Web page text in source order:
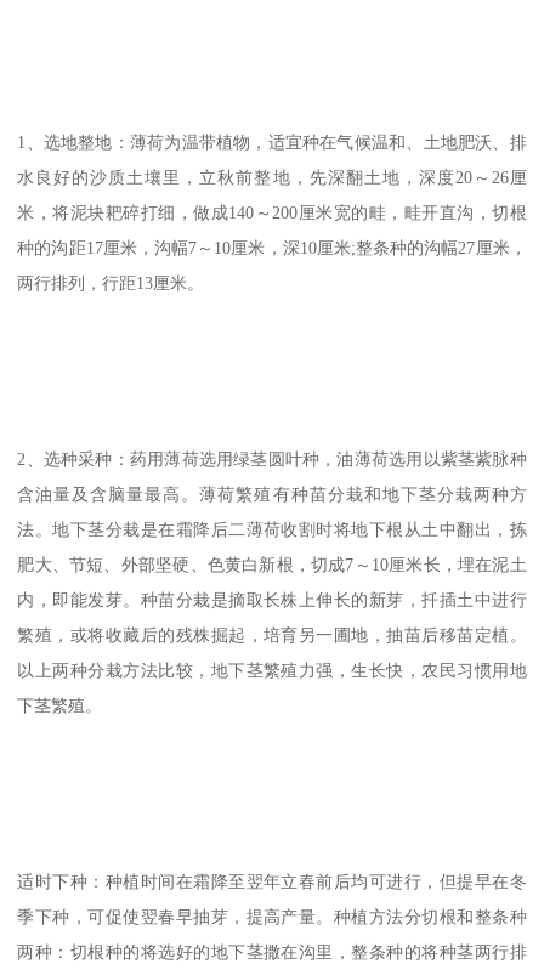
1、选地整地：薄荷为温带植物，适宜种在气候温和、土地肥沃、排
水良好的沙质土壤里，立秋前整地，先深翻土地，深度20～26厘
米，将泥块耙碎打细，做成140～200厘米宽的畦，畦开直沟，切根
种的沟距17厘米，沟幅7～10厘米，深10厘米;整条种的沟幅27厘米，
两行排列，行距13厘米。
2、选种采种：药用薄荷选用绿茎圆叶种，油薄荷选用以紫茎紫脉种
含油量及含脑量最高。薄荷繁殖有种苗分栽和地下茎分栽两种方
法。地下茎分栽是在霜降后二薄荷收割时将地下根从土中翻出，拣
肥大、节短、外部坚硬、色黄白新根，切成7～10厘米长，埋在泥土
内，即能发芽。种苗分栽是摘取长株上伸长的新芽，扦插土中进行
繁殖，或将收藏后的残株掘起，培育另一圃地，抽苗后移苗定植。
以上两种分栽方法比较，地下茎繁殖力强，生长快，农民习惯用地
下茎繁殖。
适时下种：种植时间在霜降至翌年立春前后均可进行，但提早在冬
季下种，可促使翌春早抽芽，提高产量。种植方法分切根和整条种
两种：切根种的将选好的地下茎撒在沟里，整条种的将种茎两行排